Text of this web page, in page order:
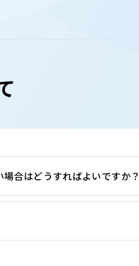
合はどうすればよいですか